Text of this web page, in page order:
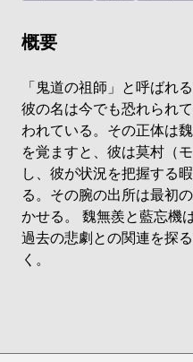
bcd5-49c4-b93a-
the-grandmaster-
web/topic/1749/
概要
「鬼道の祖師」と呼ばれ
彼の名は今でも恐れられ
われている。その正体は
を覚ますと、彼は莫村（
し、彼が状況を把握する
る。その腕の出所は最初
かせる。 魏無羨と藍忘機
過去の悲劇との関連を探
く。